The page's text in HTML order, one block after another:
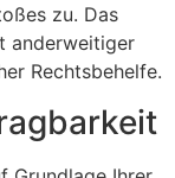
zu. Das
anderweitiger
Rechtsbehelfe.